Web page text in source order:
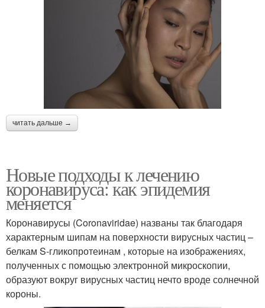
читать дальше →
Новые подходы к лечению
коронавируса: как эпидемия
меняется
Коронавирусы (Coronaviridae) названы так благодаря
характерным шипам на поверхности вирусных частиц –
белкам S-гликопротеинам , которые на изображениях,
полученных с помощью электронной микроскопии,
образуют вокруг вирусных частиц нечто вроде солнечной
короны.